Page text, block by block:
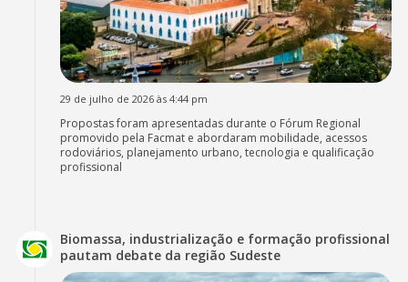
29 de julho de 2026 às 4:44 pm
Propostas foram apresentadas durante o Fórum Regional
promovido pela Facmat e abordaram mobilidade, acessos
rodoviários, planejamento urbano, tecnologia e qualificação
profissional
Biomassa, industrialização e formação profissional
pautam debate da região Sudeste